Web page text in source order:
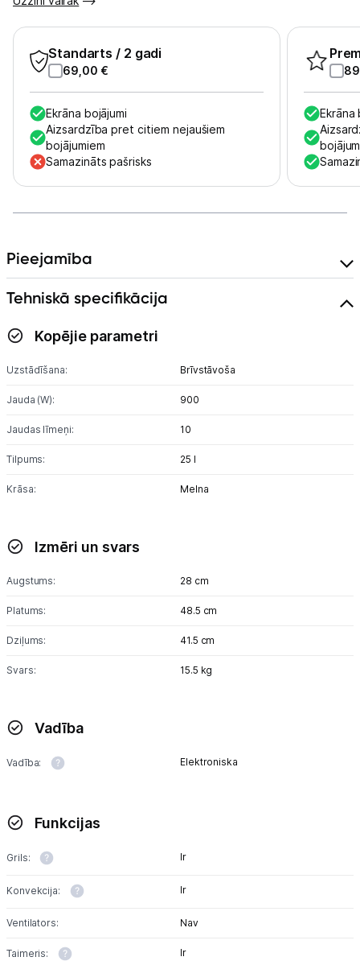
Skaistumkopšana
Sports un atpūta
Ražotāju atjaunota tehnika
Vēlmju saraksts
Blogs
Piegāde un apmaksa
Tehnikas izvešana
Tet pakalpojumi
Standarts / 2 gadi
69,00 €
Ekrāna bojājumi
Aizsardzība pret citiem nejaušiem
bojājumiem
Samazināts pašrisks
Ekrāna
Pieejamība
Tehniskā specifikācija
Kopējie parametri
Uzstādīšana: Brīvstāvoša
Jauda (W): 900
Jaudas līmeņi: 10
Tilpums: 25 l
Krāsa: Melna
Izmēri un svars
Augstums: 28 cm
Platums: 48.5 cm
Dziļums: 41.5 cm
Svars: 15.5 kg
Vadība
Vadība: Elektroniska
Funkcijas
Grils: Ir
Konvekcija: Ir
Ventilators: Nav
Taimeris: Ir